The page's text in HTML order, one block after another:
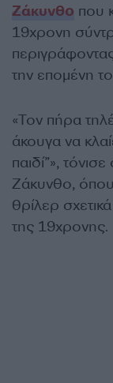
Ζάκυνθο που
19χρονη
την επομένη
«Τον πήρα
άκουγα να
παιδί”»,
Ζάκυνθο, όπου
θρίλερ
της 19χρονης.